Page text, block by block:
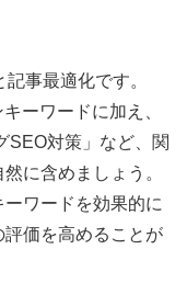
事最適化です。
ーワードに加え、
SEO対策」など、関
に含めましょう。
ワードを効果的に
価を高めることが